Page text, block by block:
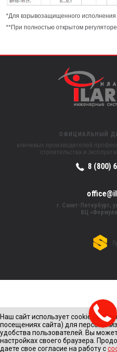
*Для взрывозащищенного исполнения
**При полностью открытом
ОФИЦИАЛЬНЫЙ
ключевых производителей
строительства и
8 (800)
г. Санкт-Петербург,
БЦ
Наш сайт использует cookie
посещениях сайта) для
удобства пользователей. Вы
настройках своего браузера.
даете свое согласие на работу с